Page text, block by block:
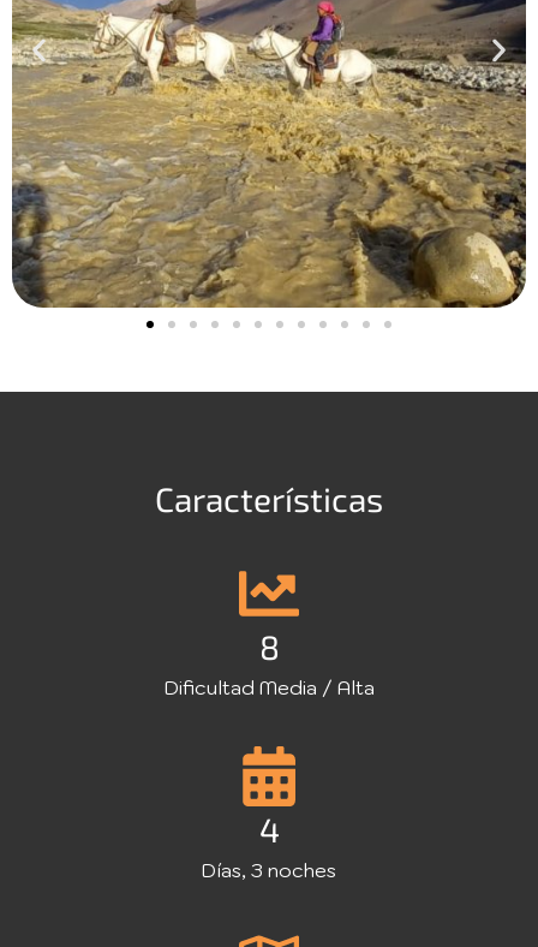
Características
8
Dificultad Media / Alta
4
Días, 3 noches